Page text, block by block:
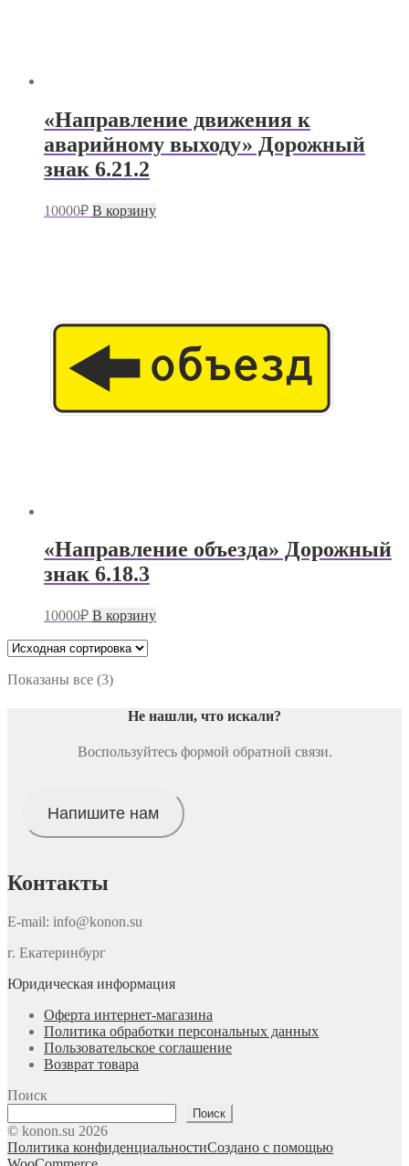
«Направление движения к
аварийному выходу» Дорожный
знак 6.21.2
10000₽ В корзину
«Направление объезда» Дорожный
знак 6.18.3
10000₽ В корзину
Показаны все (3)
Не нашли, что искали?
Воспользуйтесь формой обратной связи.
Напишите нам
Контакты
E-mail: info@konon.su
г. Екатеринбург
Юридическая информация
Оферта интернет-магазина
Политика обработки персональных данных
Пользовательское соглашение
Возврат товара
Поиск
Поиск
© konon.su 2026
Политика конфиденциальностиСоздано с помощью